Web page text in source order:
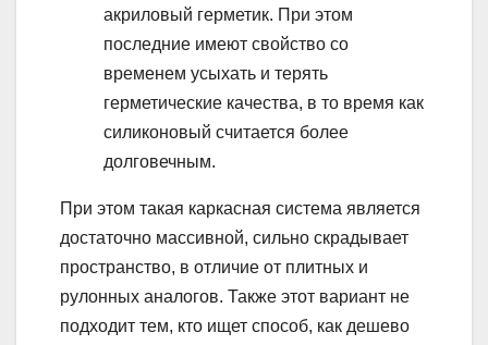
акриловый герметик. При этом
последние имеют свойство со
временем усыхать и терять
герметические качества, в то время как
силиконовый считается более
долговечным.
При этом такая каркасная система является
достаточно массивной, сильно скрадывает
пространство, в отличие от плитных и
рулонных аналогов. Также этот вариант не
подходит тем, кто ищет способ, как дешево